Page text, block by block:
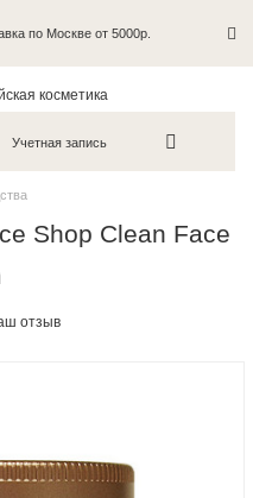
по Москве от 5000р.
заказ
Учетная запись
Shop Clean Face
отзыв